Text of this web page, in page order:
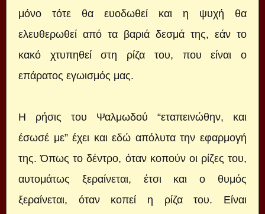
μόνο τότε θα ευοδωθεί και η ψυχή θα
ελευθερωθεί από τα βαριά δεσμά της, εάν το
κακό χτυπηθεί στη ρίζα του, που είναι ο
επάρατος εγωισμός μας.
Η ρήσις του Ψαλμωδού “εταπεινώθην, και
έσωσέ με” έχει και εδώ απόλυτα την εφαρμογή
της. Όπως το δέντρο, όταν κοπούν οι ρίζες του,
αυτομάτως ξεραίνεται, έτσι και ο θυμός
ξεραίνεται, όταν κοπεί η ρίζα του. Είναι